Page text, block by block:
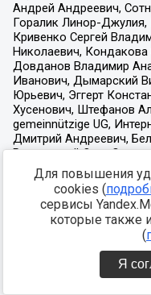
Для повышения
cookies (
сервисы
которые также
(
Я